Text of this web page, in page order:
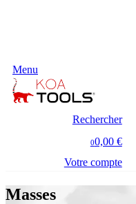
Menu
Rechercher
00,00 €
Votre compte
Masses